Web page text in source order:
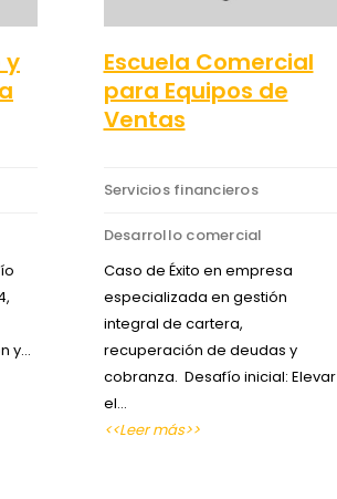
y
y…
Escuela Comercial
para Equipos de
Ventas
Servicios financieros
Desarrollo comercial
Caso de Éxito en empresa
especializada en gestión
integral de cartera,
recuperación de deudas y
cobranza. Desafío inicial: Elevar
el…
<<Leer más>>